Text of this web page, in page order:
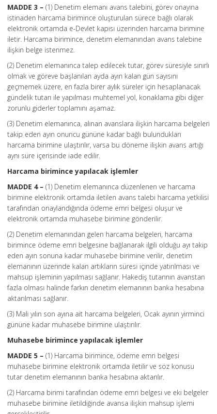
MADDE 3 – (1) Denetim elemanı avans talebini, görev onayına
istinaden harcama birimince oluşturulan sürece bağlı olarak
elektronik ortamda e-Devlet kapısı üzerinden harcama birimine
iletir. Harcama birimince, denetim elemanından avans talebine
ilişkin belge istenmez.
(2) Denetim elemanınca talep edilecek tutar, görev süresiyle sınırlı
olmak ve göreve başlanılan ayda ayın kalan gün sayısını
geçmemek üzere, en fazla birer aylık süreler için hesaplanacak
gündelik tutarı ile yapılması muhtemel yol, konaklama gibi diğer
zorunlu giderler toplamını aşamaz.
(3) Denetim elemanınca, alınan avanslara ilişkin harcama belgeleri
takip eden ayın onuncu gününe kadar bağlı bulundukları
harcama birimine ulaştırılır, varsa bu döneme ilişkin avans artığı
aynı süre içerisinde iade edilir.
Harcama birimince yapılacak işlemler
MADDE 4 – (1) Denetim elemanınca düzenlenen ve harcama
birimine elektronik ortamda iletilen avans talebi harcama yetkilisi
tarafından onaylandığında ödeme emri belgesi oluşur ve
elektronik ortamda muhasebe birimine gönderilir.
(2) Denetim elemanından gelen harcama belgeleri, harcama
birimince ödeme emri belgesine bağlanarak ilgili olduğu ayı takip
eden ayın sonuna kadar muhasebe birimine verilir, denetim
elemanının üzerinde kalan artıkların süresi içinde yatırılması ve
mahsup işleminin yapılması sağlanır. Hakediş tutarının avanstan
fazla olması halinde farkın denetim elemanının banka hesabına
aktarılması sağlanır.
(3) Mali yılın son ayına ait harcama belgeleri, Ocak ayının yirminci
gününe kadar muhasebe birimine ulaştırılır.
Muhasebe birimince yapılacak işlemler
MADDE 5 – (1) Harcama birimince, ödeme emri belgesi
muhasebe birimine elektronik ortamda iletilir ve söz konusu
tutar denetim elemanının banka hesabına aktarılır.
(2) Harcama birimi tarafından ödeme emri belgesi ve eki belgeler
muhasebe birimine iletildiğinde avansa ilişkin mahsup işlemi